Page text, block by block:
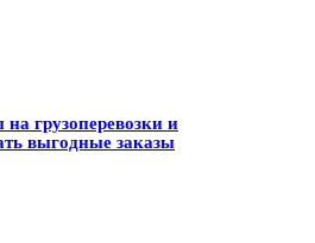
грузоперевозки и
выгодные заказы